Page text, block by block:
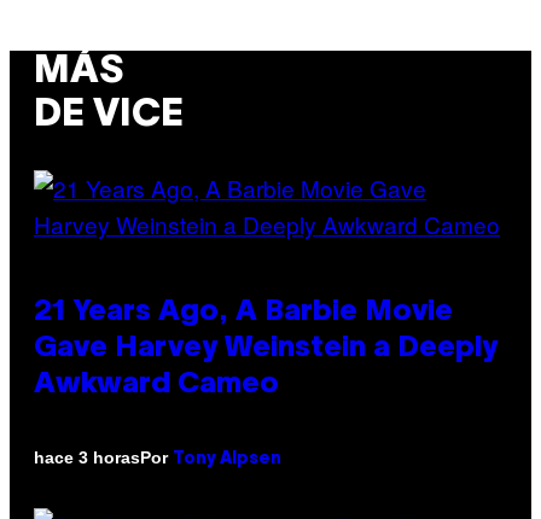
MÁS
DE VICE
21 Years Ago, A Barbie Movie
Gave Harvey Weinstein a Deeply
Awkward Cameo
hace 3 horasPor Tony Alpsen